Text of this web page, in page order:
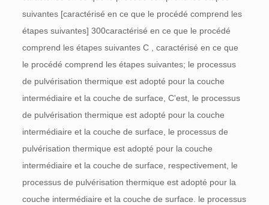
suivantes [caractérisé en ce que le procédé comprend les
étapes suivantes] 300caractérisé en ce que le procédé
comprend les étapes suivantes C , caractérisé en ce que
le procédé comprend les étapes suivantes; le processus
de pulvérisation thermique est adopté pour la couche
intermédiaire et la couche de surface, C'est, le processus
de pulvérisation thermique est adopté pour la couche
intermédiaire et la couche de surface, le processus de
pulvérisation thermique est adopté pour la couche
intermédiaire et la couche de surface, respectivement, le
processus de pulvérisation thermique est adopté pour la
couche intermédiaire et la couche de surface. le processus